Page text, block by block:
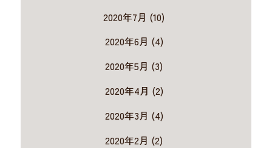
2020年7月 (10)
2020年6月 (4)
2020年5月 (3)
2020年4月 (2)
2020年3月 (4)
2020年2月 (2)